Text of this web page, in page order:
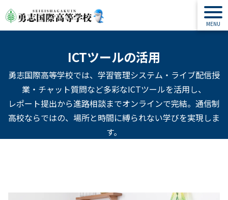
ICTツールの活用
勇志国際高等学校では、学習管理システム・ライブ配信授
業・チャット質問など多彩なICTツールを活用し、
レポート提出から進路相談までオンラインで完結。通信制
高校ならではの、場所と時間に縛られない学びを実現しま
す。